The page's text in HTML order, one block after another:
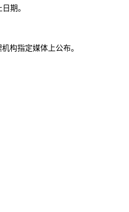
期。
构指定媒体上公布。